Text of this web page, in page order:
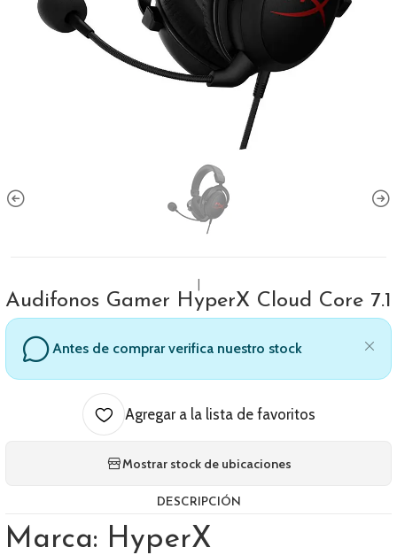
Audifonos Gamer HyperX Cloud Core 7.1
Antes de comprar verifica nuestro stock
Agregar a la lista de favoritos
Mostrar stock de ubicaciones
DESCRIPCIÓN
Marca: HyperX